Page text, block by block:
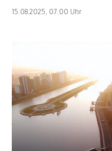
15.08.2025, 07:00 Uhr